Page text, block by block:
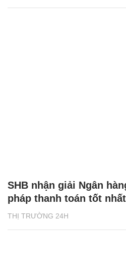
THỊ TRƯỜNG 24H
SHB nhận giải Ngân
pháp thanh toán tốt